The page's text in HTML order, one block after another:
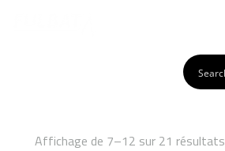
Affichage de 7–12 sur 21 résultats